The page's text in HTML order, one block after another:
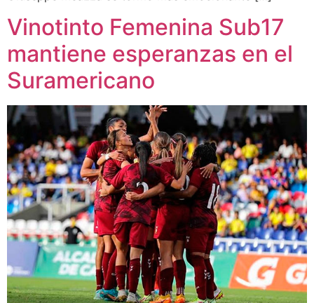
Vinotinto Femenina Sub17
mantiene esperanzas en el
Suramericano